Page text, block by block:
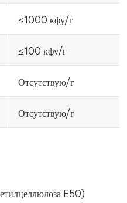
≤1000 кфу/г
≤100 кфу/г
Отсутствую/г
Отсутствую/г
E50)